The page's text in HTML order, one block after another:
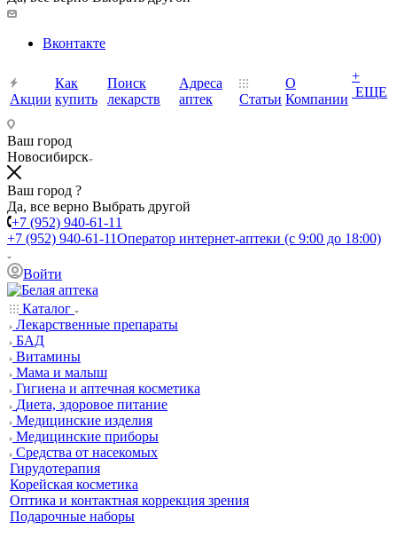
Вконтакте
Акции
Как
купить
Поиск
лекарств
Адреса
аптек
Статьи
О
Компании
+
ЕЩЕ
Ваш город
Новосибирск
Ваш город ?
Да, все верно Выбрать другой
+7 (952) 940-61-11
+7 (952) 940-61-11Оператор интернет-аптеки (с 9:00 до 18:00)
Войти
Каталог
Лекарственные препараты
БАД
Витамины
Мама и малыш
Гигиена и аптечная косметика
Диета, здоровое питание
Медицинские изделия
Медицинские приборы
Средства от насекомых
Гирудотерапия
Корейская косметика
Оптика и контактная коррекция зрения
Подарочные наборы